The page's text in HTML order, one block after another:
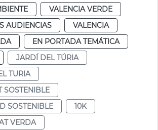
VALENCIA VERDE
AUDIENCIAS
VALENCIA
EN PORTADA TEMÁTICA
JARDÍ DEL TÚRIA
TURIA
SOSTENIBLE
SOSTENIBLE
10K
VERDA